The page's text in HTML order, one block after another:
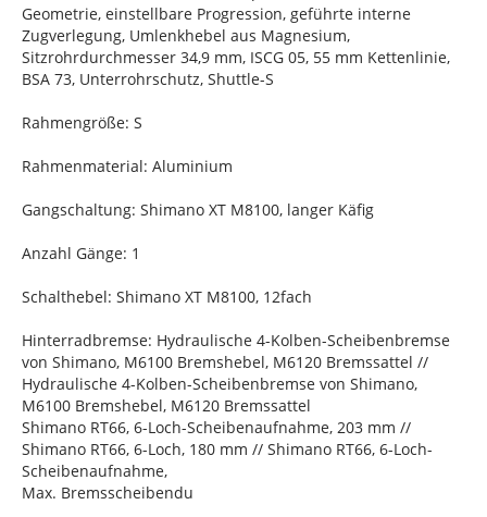
Geometrie, einstellbare Progression, geführte interne
Zugverlegung, Umlenkhebel aus Magnesium,
Sitzrohrdurchmesser 34,9 mm, ISCG 05, 55 mm Kettenlinie,
BSA 73, Unterrohrschutz, Shuttle-S
Rahmengröße: S
Rahmenmaterial: Aluminium
Gangschaltung: Shimano XT M8100, langer Käfig
Anzahl Gänge: 1
Schalthebel: Shimano XT M8100, 12fach
Hinterradbremse: Hydraulische 4-Kolben-Scheibenbremse
von Shimano, M6100 Bremshebel, M6120 Bremssattel //
Hydraulische 4-Kolben-Scheibenbremse von Shimano,
M6100 Bremshebel, M6120 Bremssattel
Shimano RT66, 6-Loch-Scheibenaufnahme, 203 mm //
Shimano RT66, 6-Loch, 180 mm // Shimano RT66, 6-Loch-
Scheibenaufnahme,
Max. Bremsscheibendu